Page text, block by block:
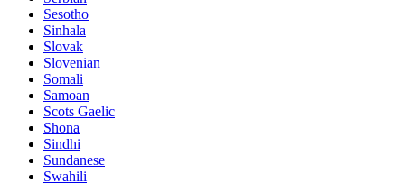
Sesotho
Sinhala
Slovak
Slovenian
Somali
Samoan
Scots Gaelic
Shona
Sindhi
Sundanese
Swahili